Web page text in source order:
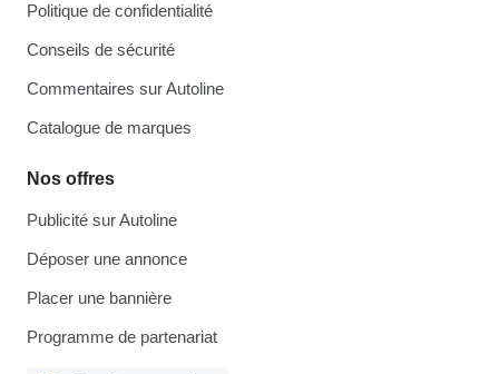
Politique de confidentialité
Conseils de sécurité
Commentaires sur Autoline
Catalogue de marques
Nos offres
Publicité sur Autoline
Déposer une annonce
Placer une bannière
Programme de partenariat